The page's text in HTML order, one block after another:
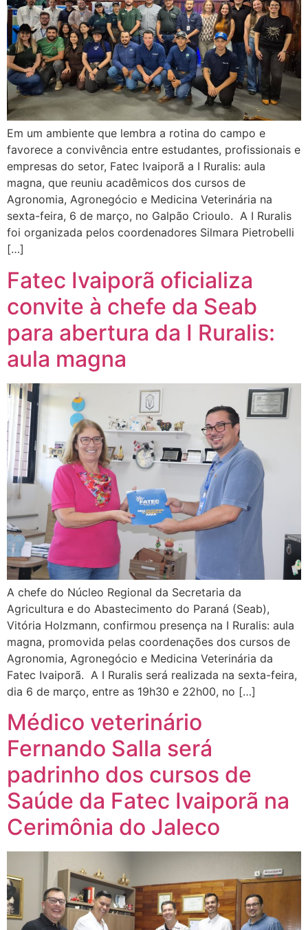
Em um ambiente que lembra a rotina do campo e
favorece a convivência entre estudantes, profissionais e
empresas do setor, Fatec Ivaiporã a I Ruralis: aula
magna, que reuniu acadêmicos dos cursos de
Agronomia, Agronegócio e Medicina Veterinária na
sexta-feira, 6 de março, no Galpão Crioulo. A I Ruralis
foi organizada pelos coordenadores Silmara Pietrobelli
[…]
Fatec Ivaiporã oficializa
convite à chefe da Seab
para abertura da I Ruralis:
aula magna
A chefe do Núcleo Regional da Secretaria da
Agricultura e do Abastecimento do Paraná (Seab),
Vitória Holzmann, confirmou presença na I Ruralis: aula
magna, promovida pelas coordenações dos cursos de
Agronomia, Agronegócio e Medicina Veterinária da
Fatec Ivaiporã. A I Ruralis será realizada na sexta-feira,
dia 6 de março, entre as 19h30 e 22h00, no […]
Médico veterinário
Fernando Salla será
padrinho dos cursos de
Saúde da Fatec Ivaiporã na
Cerimônia do Jaleco